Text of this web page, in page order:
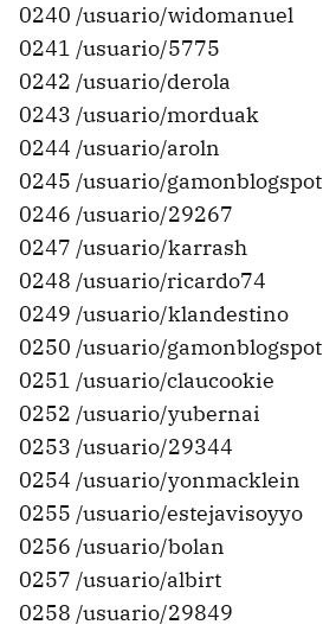
0240 /usuario/widomanuel
0241 /usuario/5775
0242 /usuario/derola
0243 /usuario/morduak
0244 /usuario/aroln
0245 /usuario/gamonblogspot
0246 /usuario/29267
0247 /usuario/karrash
0248 /usuario/ricardo74
0249 /usuario/klandestino
0250 /usuario/gamonblogspot
0251 /usuario/claucookie
0252 /usuario/yubernai
0253 /usuario/29344
0254 /usuario/yonmacklein
0255 /usuario/estejavisoyyo
0256 /usuario/bolan
0257 /usuario/albirt
0258 /usuario/29849